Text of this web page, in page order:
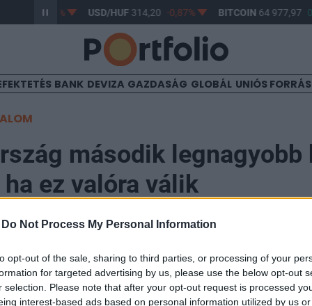
Do Not Process My Personal Information
opt-out of the sale, sharing to third parties, or processing of your
for targeted advertising by us, please use the below opt-out
selection. Please note that after your opt-out request is processed
interest-based ads based on personal information utilized by us
-0,61% USD/HUF314,20 -0,87% BITCOIN64 977,97
BANK DEVIZA GAZDASÁG GLOBÁL UNIÓS
második legnagyobb
ez valóra válik
vezérigazgató tegnapi, InfoRádió Aréna című
egyre valószínűbb, hogy a Takarék Csoport is